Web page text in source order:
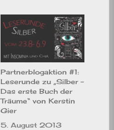
Partnerblogaktion #1:
Leserunde zu „Silber –
Das erste Buch der
Träume“ von Kerstin
Gier
5. August 2013